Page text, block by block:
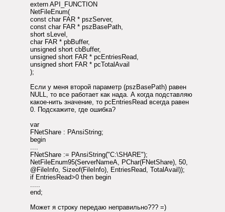
extern API_FUNCTION
NetFileEnum(
const char FAR * pszServer,
const char FAR * pszBasePath,
short sLevel,
char FAR * pbBuffer,
unsigned short cbBuffer,
unsigned short FAR * pcEntriesRead,
unsigned short FAR * pcTotalAvail
);
Если у меня второй параметр (pszBasePath) равен
NULL, то все работает как нада. А когда подставляю
какое-нить значение, то pcEntriesRead всегда равен
0. Подскажите, где ошибка?
var
FNetShare : PAnsiString;
begin
....
FNetShare := PAnsiString("C:\SHARE");
NetFileEnum95(ServerNameA, PChar(FNetShare), 50,
@FileInfo, Sizeof(FileInfo), EntriesRead, TotalAvail));
if EntriesRead>0 then begin
.....
end;
Может я строку передаю неправильно??? =)